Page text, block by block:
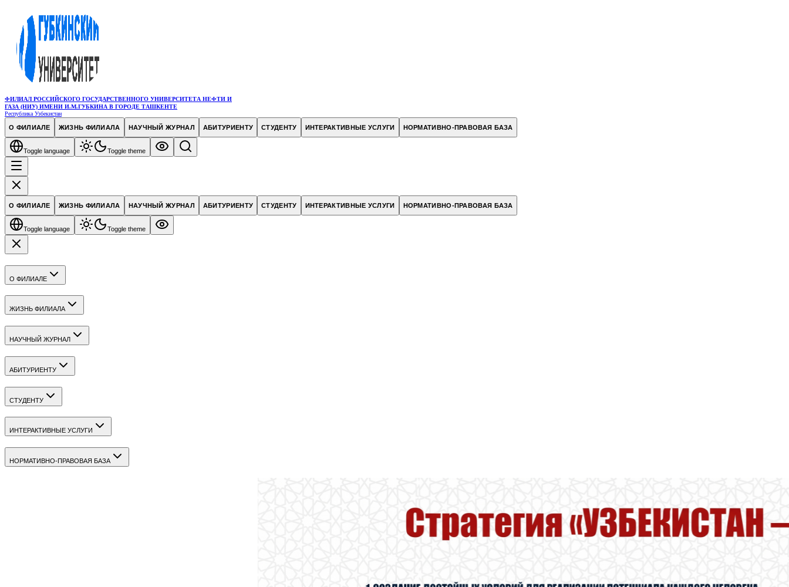
ФИЛИАЛ РОССИЙСКОГО ГОСУДАРСТВЕННОГО УНИВЕРСИТЕТА НЕФТИ И
ГАЗА (НИУ) ИМЕНИ И.М.ГУБКИНА В ГОРОДЕ ТАШКЕНТЕ
Республика Узбекистан
О ФИЛИАЛЕ ЖИЗНЬ ФИЛИАЛА НАУЧНЫЙ ЖУРНАЛ АБИТУРИЕНТУ СТУДЕНТУ ИНТЕРАКТИВНЫЕ УСЛУГИ НОРМАТИВНО-ПРАВОВАЯ БАЗА
Toggle language Toggle theme
О ФИЛИАЛЕ ЖИЗНЬ ФИЛИАЛА НАУЧНЫЙ ЖУРНАЛ АБИТУРИЕНТУ СТУДЕНТУ ИНТЕРАКТИВНЫЕ УСЛУГИ НОРМАТИВНО-ПРАВОВАЯ БАЗА
Toggle language Toggle theme
О ФИЛИАЛЕ
ЖИЗНЬ ФИЛИАЛА
НАУЧНЫЙ ЖУРНАЛ
АБИТУРИЕНТУ
СТУДЕНТУ
ИНТЕРАКТИВНЫЕ УСЛУГИ
НОРМАТИВНО-ПРАВОВАЯ БАЗА